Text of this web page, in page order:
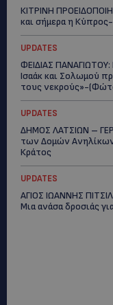
ΚΙΤΡΙΝΗ
και σήμερα η
UPDATES
ΦΕΙΔΙΑΣ
Ισαάκ και Σολωμού
τους νεκρούς»-
UPDATES
ΔΗΜΟΣ ΛΑΤΣΙΩΝ –
των Δομών
Κράτος
UPDATES
ΑΓΙΟΣ ΙΩΑΝΝΗΣ
Μια ανάσα δροσιάς